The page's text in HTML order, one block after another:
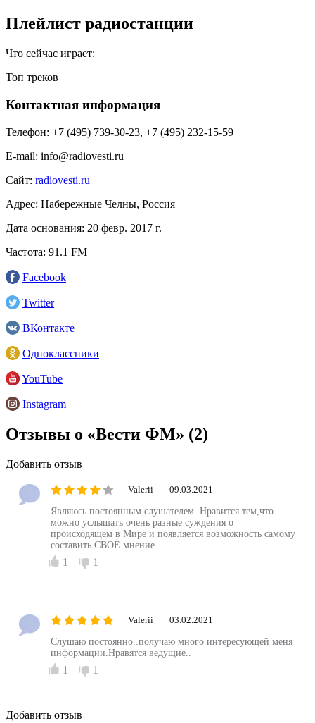
Плейлист радиостанции
Что сейчас играет:
Топ треков
Контактная информация
Телефон: +7 (495) 739-30-23, +7 (495) 232-15-59
E-mail: info@radiovesti.ru
Сайт: radiovesti.ru
Адрес: Набережные Челны, Россия
Дата основания: 20 февр. 2017 г.
Частота: 91.1 FM
Facebook
Twitter
ВКонтакте
Одноклассники
YouTube
Instagram
Отзывы о «Вести ФМ» (2)
Добавить отзыв
Valerii 09.03.2021
Являюсь постоянным слушателем. Нравится тем,что
можно услышать очень разные суждения о
происходящем в Мире и появляется возможность самому
составить СВОЁ мнение...
1 1
Valerii 03.02.2021
Слушаю постоянно..получаю много интересующей меня
информации.Нравятся ведущие..
1 1
Добавить отзыв